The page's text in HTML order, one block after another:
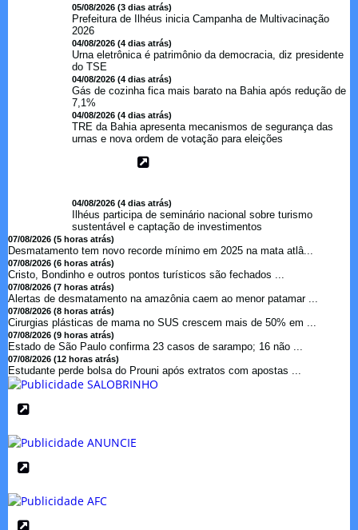
05/08/2026 (3 dias atrás)
Prefeitura de Ilhéus inicia Campanha de Multivacinação
2026
04/08/2026 (4 dias atrás)
Urna eletrônica é patrimônio da democracia, diz presidente
do TSE
04/08/2026 (4 dias atrás)
Gás de cozinha fica mais barato na Bahia após redução de
7,1%
04/08/2026 (4 dias atrás)
TRE da Bahia apresenta mecanismos de segurança das
urnas e nova ordem de votação para eleições
04/08/2026 (4 dias atrás)
Ilhéus participa de seminário nacional sobre turismo
sustentável e captação de investimentos
07/08/2026 (5 horas atrás)
Desmatamento tem novo recorde mínimo em 2025 na mata atlâ...
07/08/2026 (6 horas atrás)
Cristo, Bondinho e outros pontos turísticos são fechados ...
07/08/2026 (7 horas atrás)
Alertas de desmatamento na amazônia caem ao menor patamar ...
07/08/2026 (8 horas atrás)
Cirurgias plásticas de mama no SUS crescem mais de 50% em ...
07/08/2026 (9 horas atrás)
Estado de São Paulo confirma 23 casos de sarampo; 16 não ...
07/08/2026 (12 horas atrás)
Estudante perde bolsa do Prouni após extratos com apostas ...